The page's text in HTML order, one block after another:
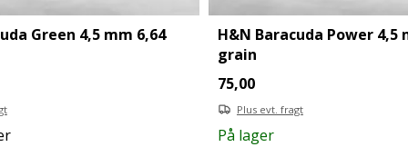
Green 4,5 mm 6,64
H&N Baracuda Power 4,5
grain
75,00
Plus evt. fragt
På lager